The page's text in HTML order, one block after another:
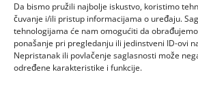
Da bismo pružili najbolje iskustvo, koristimo
čuvanje i/ili pristup informacijama o uređaju.
tehnologijama će nam omogućiti da
ponašanje pri pregledanju ili jedinstveni ID-ovi
Nepristanak ili povlačenje saglasnosti može
određene karakteristike i funkcije.